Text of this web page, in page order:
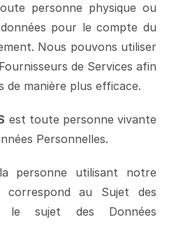
personne physique ou
pour le compte du
Nous pouvons utiliser
de Services afin
de manière plus efficace.
est toute personne vivante
Personnelles.
personne utilisant notre
correspond au Sujet des
le sujet des Données